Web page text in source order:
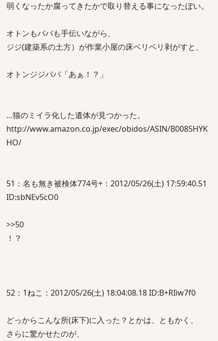
弱くなったか腐ってきたかで取り替える事になったぽい。
オトンもババも手伝いながら、
ジジ(建築系の土方）が作業小屋の床ベリベリ剥がすと、
オトンジジババ「あぁ！？」
…猫のミイラ化した遺体が見つかった。
http://www.amazon.co.jp/exec/obidos/ASIN/B0085HYK
HO/
51：名も無き被検体774号+：2012/05/26(土) 17:59:40.51
ID:sbNEv5cO0
>>50
！？
52：1ねこ：2012/05/26(土) 18:04:08.18 ID:B+RIiw7f0
どっからこんな所(床下)に入った？とかは、ともかく、
さらに驚かせたのが、